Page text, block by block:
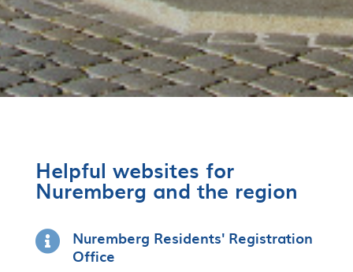
Helpful websites for
Nuremberg and the region

Nuremberg Residents' Registration
Office